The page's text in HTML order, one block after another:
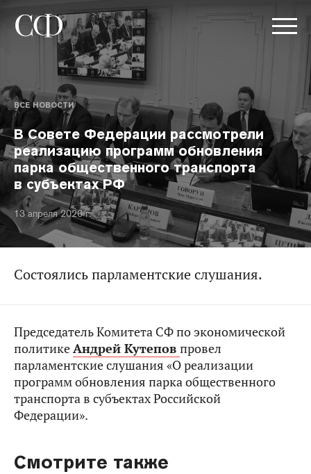
ВСЕ НОВОСТИ
В Совете Федерации рассмотрели
реализацию программ обновления
парка общественного транспорта
в субъектах РФ
13 апреля 2026 г.
Состоялись парламентские слушания.
Председатель Комитета СФ по экономической
политикеАндрей Кутепов провел
парламентские слушания «О реализации
программ обновления парка общественного
транспорта в субъектах Российской
Федерации».
Смотрите также